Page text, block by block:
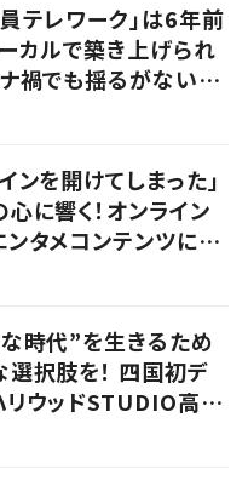
テレワーク」は6年前
カルで築き上げられ
禍でも揺るがないビ
ンを開けてしまった」
に響く！オンライン
タメコンテンツに仕
時代”を生きるため
択肢を！ 四国初デ
リウッドSTUDIO高松